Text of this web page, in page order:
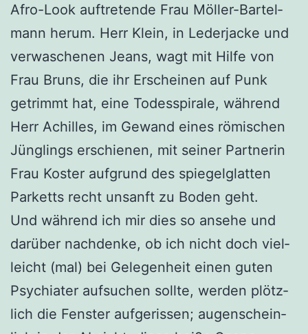
Afro-Look auf­tre­ten­de Frau Möl­ler-Bartel­
mann her­um. Herr Klein, in Leder­ja­cke und
ver­wa­sche­nen Jeans, wagt mit Hil­fe von
Frau Bruns, die ihr Erschei­nen auf Punk
getrimmt hat, eine Todes­spi­ra­le, wäh­rend
Herr Achil­les, im Gewand eines römi­schen
Jüng­lings erschie­nen, mit sei­ner Part­ne­rin
Frau Kos­ter auf­grund des spie­gel­glat­ten
Par­ketts recht unsanft zu Boden geht.
Und wäh­rend ich mir dies so anse­he und
dar­über nach­den­ke, ob ich nicht doch viel­
leicht (mal) bei Gele­gen­heit einen guten
Psych­ia­ter auf­su­chen soll­te, wer­den plötz­
lich die Fens­ter auf­ge­ris­sen; augen­schein­